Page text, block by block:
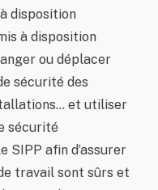
disposition
à disposition
ou déplacer
sécurité des
et utiliser
sécurité
SIPP afin d’assurer
travail sont sûrs et